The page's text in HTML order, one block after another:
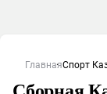
ГлавнаяСпорт